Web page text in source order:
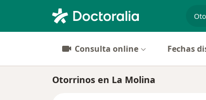
Consulta online Fechas
Otorrinos en La Molina